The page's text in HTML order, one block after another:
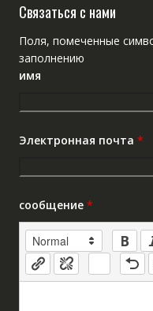
Связаться с нами
Поля, помеченные
заполнению
имя
Электронная почта *
сообщение *